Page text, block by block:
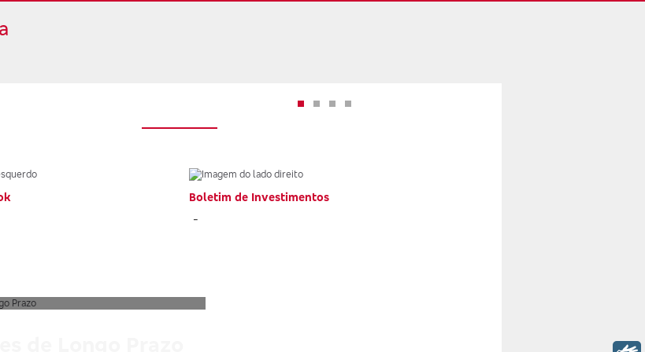
Boletim de Investimentos
-